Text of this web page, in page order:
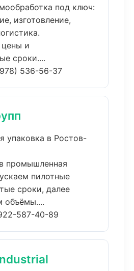
под ключ:
изготовление,
цены и
сроки....
536-56-37
упаковка в Ростов-
промышленная
пилотные
сроки, далее
объёмы....
587-40-89